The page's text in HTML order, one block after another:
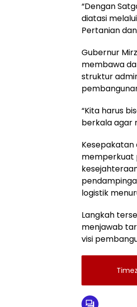
“Dengan
diatasi
Pertanian
Gubernur
membawa
struktur
“Kita harus
berkala agar
Kesepakatan
memperkuat
logistik
Langkah
menjawab
visi